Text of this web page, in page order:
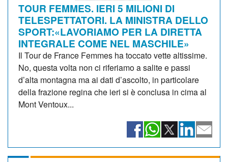
TOUR FEMMES. IERI 5 MILIONI DI
TELESPETTATORI. LA MINISTRA DELLO
SPORT:«LAVORIAMO PER LA DIRETTA
INTEGRALE COME NEL MASCHILE»
Il Tour de France Femmes ha toccato vette altissime.
No, questa volta non ci riferiamo a salite e passi
d’alta montagna ma ai dati d’ascolto, in particolare
della frazione regina che ieri si è conclusa in cima al
Mont Ventoux...